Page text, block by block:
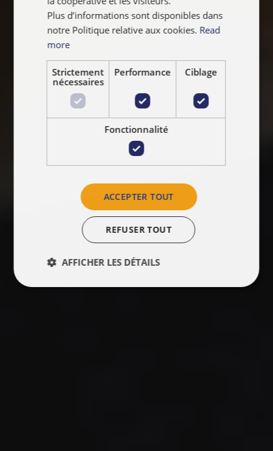
Plus d’informations sont disponibles dans
notre Politique relative aux cookies. Read
more
Strictement
nécessaires
Performance Ciblage
Fonctionnalité
ACCEPTER TOUT
REFUSER TOUT
AFFICHER LES DÉTAILS